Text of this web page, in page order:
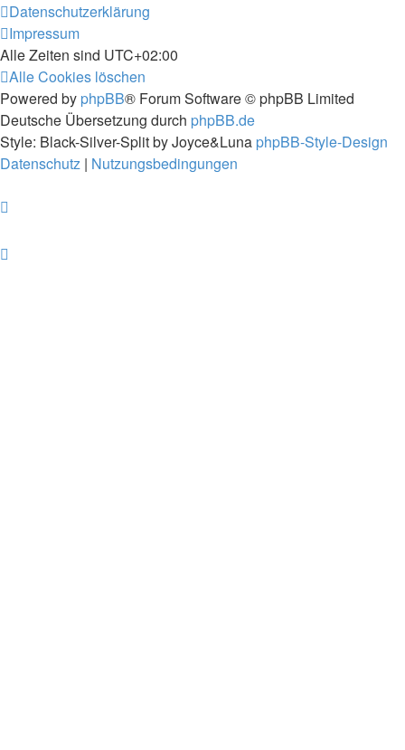
Datenschutzerklärung
Impressum
Alle Zeiten sind UTC+02:00
Alle Cookies löschen
Powered by phpBB® Forum Software © phpBB Limited
Deutsche Übersetzung durch phpBB.de
Style: Black-Silver-Split by Joyce&Luna phpBB-Style-Design
Datenschutz | Nutzungsbedingungen